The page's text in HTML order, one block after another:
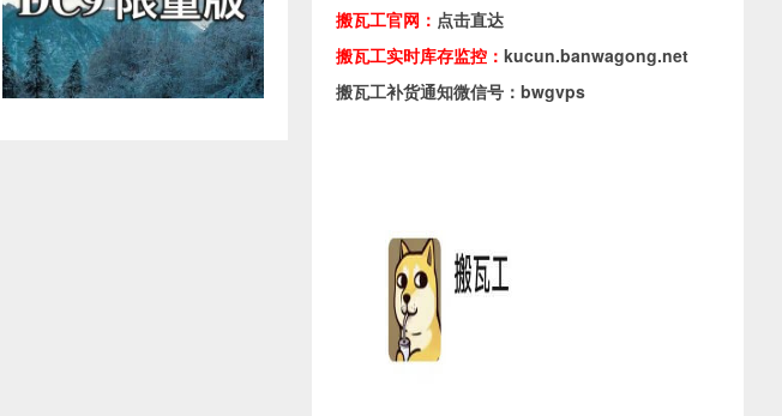
搬瓦工官网： 点击直达
搬瓦工实时库存监控： kucun.banwagong.net
搬瓦工补货通知微信号：bwgvps